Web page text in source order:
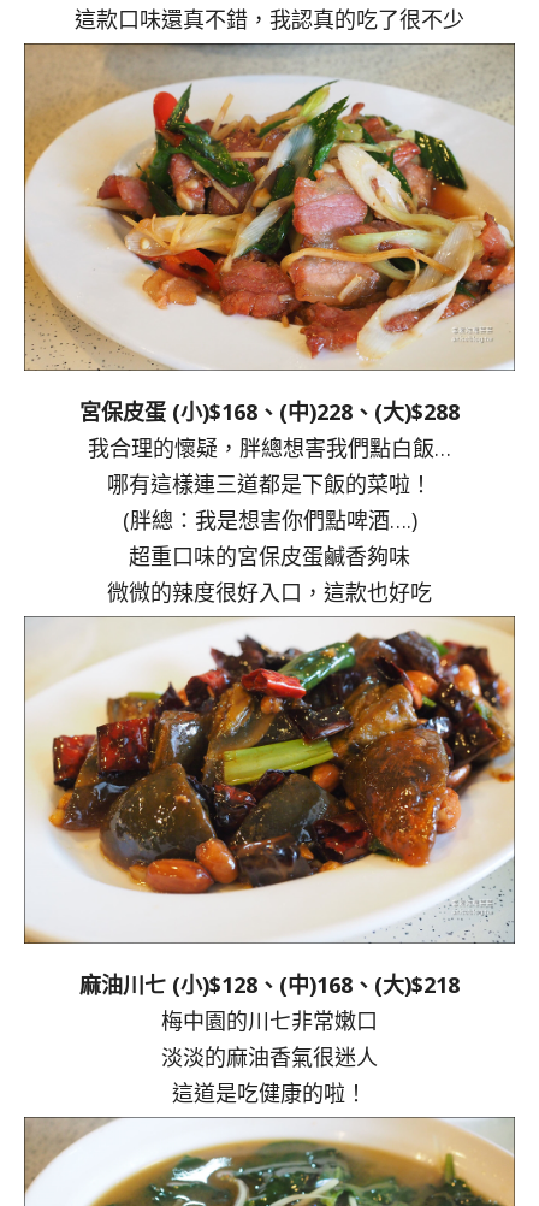
這款口味還真不錯，我認真的吃了很不少
宮保皮蛋 (小)$168、(中)228、(大)$288
我合理的懷疑，胖總想害我們點白飯…
哪有這樣連三道都是下飯的菜啦！
(胖總：我是想害你們點啤酒….)
超重口味的宮保皮蛋鹹香夠味
微微的辣度很好入口，這款也好吃
麻油川七 (小)$128、(中)168、(大)$218
梅中園的川七非常嫩口
淡淡的麻油香氣很迷人
這道是吃健康的啦！